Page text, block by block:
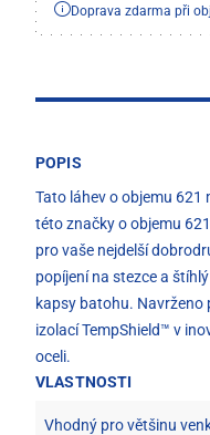
Doprava zdarma při
POPIS
Tato láhev o objemu 621
této značky o objemu
pro vaše nejdelší
popíjení na stezce a
kapsy batohu. Navrženo
izolací TempShield™ v
oceli.
VLASTNOSTI
Vhodný pro většinu